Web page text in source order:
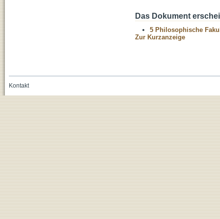
Das Dokument
5 Philosophische
Zur Kurzanzeige
Kontakt